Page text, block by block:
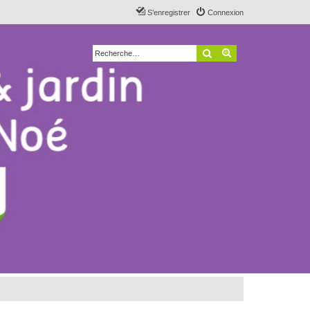
Connexion
S’enregistrer
Rechercher